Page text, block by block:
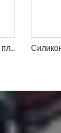
Система управления кабелем, 16 мм, разделенная плетеная оплетка, проволочная втулка с 1 липкой лентой